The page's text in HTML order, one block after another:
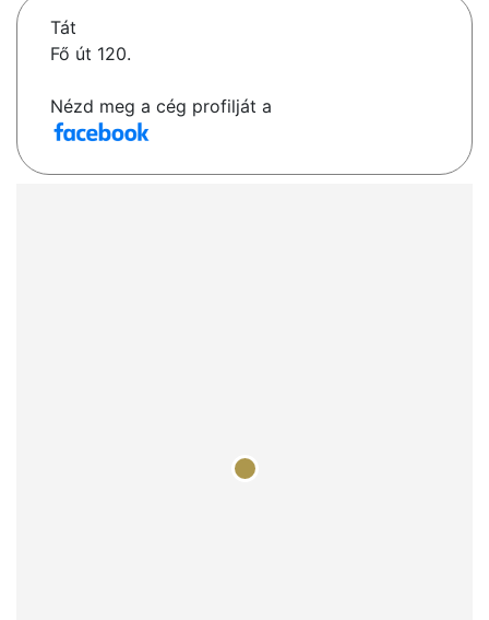
Tát
Fő út 120.
Nézd meg a cég profilját a